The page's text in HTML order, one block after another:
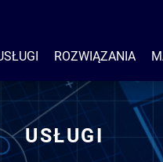
ROZWIĄZANIA
USŁUGI